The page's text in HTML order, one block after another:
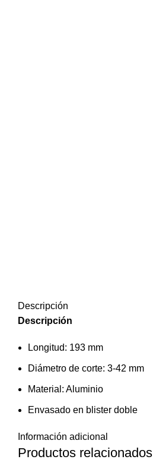
Descripción
Descripción
Longitud: 193 mm
Diámetro de corte: 3-42 mm
Material: Aluminio
Envasado en blister doble
Información adicional
Productos relacionados